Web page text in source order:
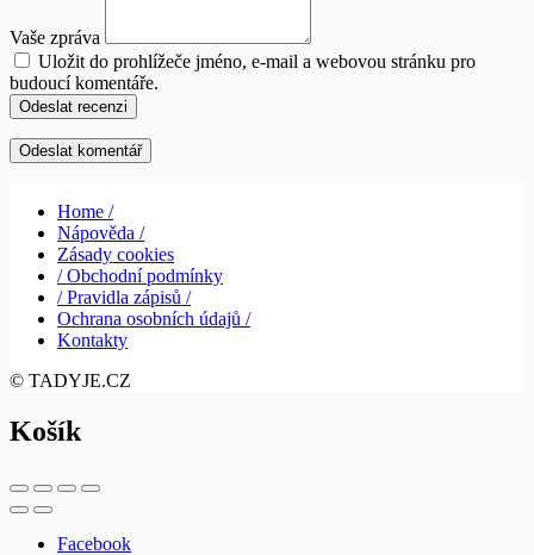
Vaše zpráva
Uložit do prohlížeče jméno, e-mail a webovou stránku pro
budoucí komentáře.
Odeslat recenzi
Home /
Nápověda /
Zásady cookies
/ Obchodní podmínky
/ Pravidla zápisů /
Ochrana osobních údajů /
Kontakty
© TADYJE.CZ
Košík
Facebook